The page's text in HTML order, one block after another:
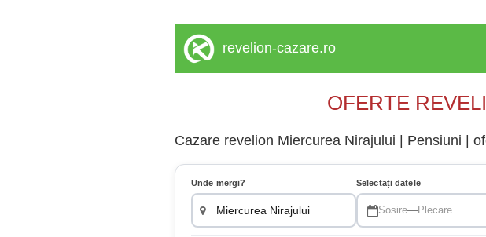
revelion-cazare.ro
OFERTE
Cazare revelion Miercurea Nirajului | Pensiuni |
Unde mergi? Selectați datele
Sosire—Plecare